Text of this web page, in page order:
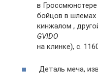
в
бойцов в шлемах
кинжалом ,
GVIDO
на клинке), c.
Деталь меча,